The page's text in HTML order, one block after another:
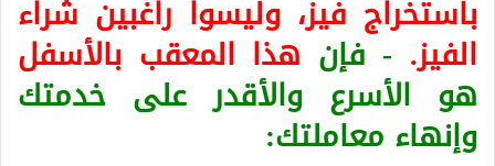
باستخراج فيز، وليسوا راغبين شراء
الفيز. - فإن هذا المعقب بالأسفل
هو الأسرع والأقدر على خدمتك
وإنهاء معاملتك: